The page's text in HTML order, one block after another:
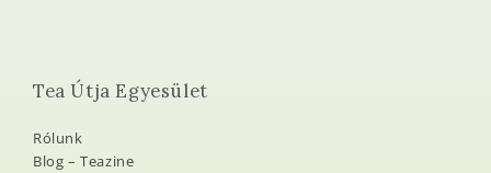
Tea Útja Egyesület
Rólunk
Blog – Teazine